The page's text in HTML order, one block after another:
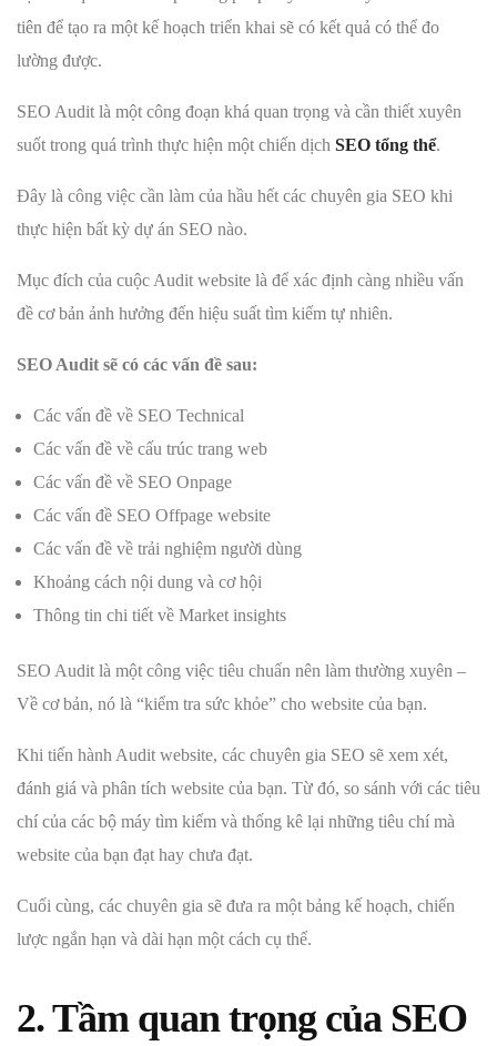
tiên để tạo ra một kế hoạch triển khai sẽ có kết quả có thể đo
lường được.
SEO Audit là một công đoạn khá quan trọng và cần thiết xuyên
suốt trong quá trình thực hiện một chiến dịch SEO tổng thể.
Đây là công việc cần làm của hầu hết các chuyên gia SEO khi
thực hiện bất kỳ dự án SEO nào.
Mục đích của cuộc Audit website là để xác định càng nhiều vấn
đề cơ bản ảnh hưởng đến hiệu suất tìm kiếm tự nhiên.
SEO Audit sẽ có các vấn đề sau:
Các vấn đề về SEO Technical
Các vấn đề về cấu trúc trang web
Các vấn đề về SEO Onpage
Các vấn đề SEO Offpage website
Các vấn đề về trải nghiệm người dùng
Khoảng cách nội dung và cơ hội
Thông tin chi tiết về Market insights
SEO Audit là một công việc tiêu chuẩn nên làm thường xuyên –
Về cơ bản, nó là “kiểm tra sức khỏe” cho website của bạn.
Khi tiến hành Audit website, các chuyên gia SEO sẽ xem xét,
đánh giá và phân tích website của bạn. Từ đó, so sánh với các tiêu
chí của các bộ máy tìm kiếm và thống kê lại những tiêu chí mà
website của bạn đạt hay chưa đạt.
Cuối cùng, các chuyên gia sẽ đưa ra một bảng kế hoạch, chiến
lược ngắn hạn và dài hạn một cách cụ thể.
2. Tầm quan trọng của SEO